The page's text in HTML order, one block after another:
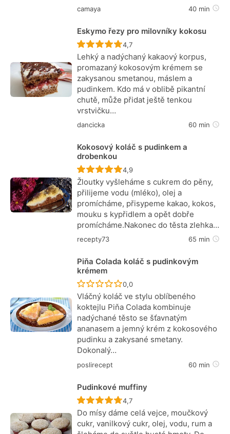
camaya 40 min
Eskymo řezy pro milovníky kokosu
Recept ještě nebyl hodnocen
4,7
Lehký a nadýchaný kakaový korpus,
promazaný kokosovým krémem se
zakysanou smetanou, máslem a
pudinkem. Kdo má v oblibě pikantní
chutě, může přidat ještě tenkou
vrstvičku…
dancicka 60 min
Kokosový koláč s pudinkem a
drobenkou
Recept ještě nebyl hodnocen
4,9
Žloutky vyšleháme s cukrem do pěny,
přilijeme vodu (mléko), olej a
promícháme, přisypeme kakao, kokos,
mouku s kypřidlem a opět dobře
promícháme.Nakonec do těsta zlehka…
recepty73 65 min
Piňa Colada koláč s pudinkovým
krémem
Recept ještě nebyl hodnocen
0,0
Vláčný koláč ve stylu oblíbeného
koktejlu Piňa Colada kombinuje
nadýchané těsto se šťavnatým
ananasem a jemný krém z kokosového
pudinku a zakysané smetany.
Dokonalý…
poslirecept 60 min
Pudinkové muffiny
Recept ještě nebyl hodnocen
4,7
Do mísy dáme celá vejce, moučkový
cukr, vanilkový cukr, olej, vodu, rum a